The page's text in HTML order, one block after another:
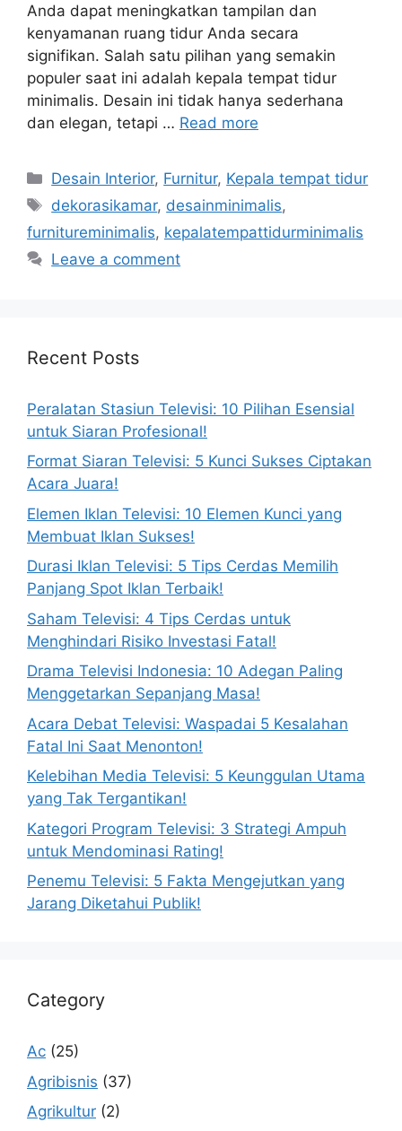
Anda dapat meningkatkan tampilan dan
kenyamanan ruang tidur Anda secara
signifikan. Salah satu pilihan yang semakin
populer saat ini adalah kepala tempat tidur
minimalis. Desain ini tidak hanya sederhana
dan elegan, tetapi … Read more
Categories
Desain Interior, Furnitur, Kepala tempat tidur
Tags
dekorasikamar, desainminimalis,
furnitureminimalis, kepalatempattidurminimalis
Leave a comment
Recent Posts
Peralatan Stasiun Televisi: 10 Pilihan Esensial
untuk Siaran Profesional!
Format Siaran Televisi: 5 Kunci Sukses Ciptakan
Acara Juara!
Elemen Iklan Televisi: 10 Elemen Kunci yang
Membuat Iklan Sukses!
Durasi Iklan Televisi: 5 Tips Cerdas Memilih
Panjang Spot Iklan Terbaik!
Saham Televisi: 4 Tips Cerdas untuk
Menghindari Risiko Investasi Fatal!
Drama Televisi Indonesia: 10 Adegan Paling
Menggetarkan Sepanjang Masa!
Acara Debat Televisi: Waspadai 5 Kesalahan
Fatal Ini Saat Menonton!
Kelebihan Media Televisi: 5 Keunggulan Utama
yang Tak Tergantikan!
Kategori Program Televisi: 3 Strategi Ampuh
untuk Mendominasi Rating!
Penemu Televisi: 5 Fakta Mengejutkan yang
Jarang Diketahui Publik!
Category
Ac (25)
Agribisnis (37)
Agrikultur (2)